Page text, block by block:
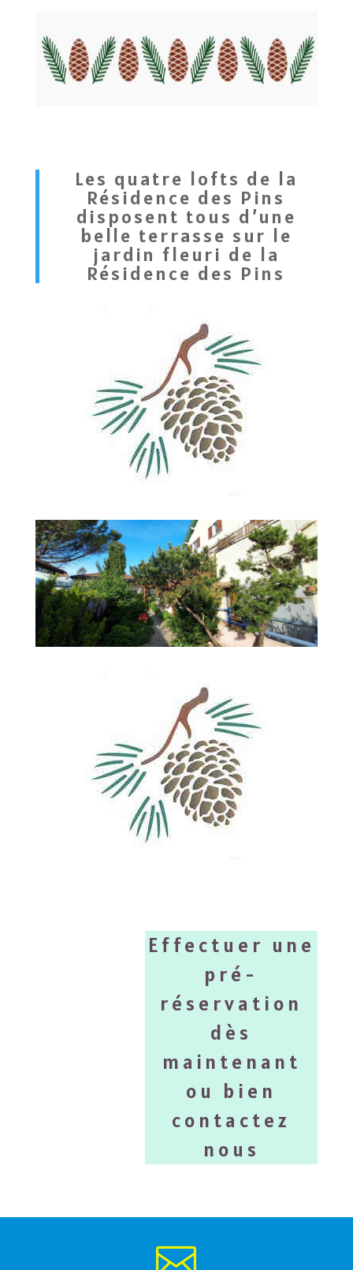
Les quatre lofts de la
Résidence des Pins
disposent tous d’une
belle terrasse sur le
jardin fleuri de la
Résidence des Pins
Effectuer une
pré-
réservation
dès
maintenant
ou bien
contactez
nous
